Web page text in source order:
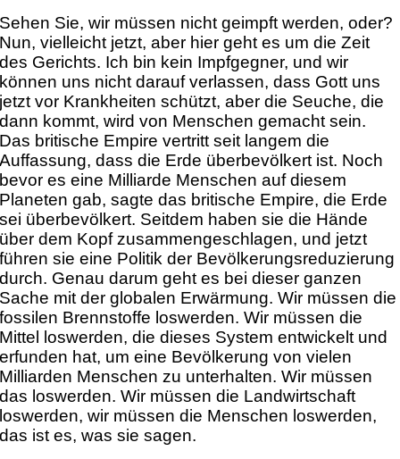
Sehen Sie, wir müssen nicht geimpft werden, oder?
Nun, vielleicht jetzt, aber hier geht es um die Zeit
des Gerichts. Ich bin kein Impfgegner, und wir
können uns nicht darauf verlassen, dass Gott uns
jetzt vor Krankheiten schützt, aber die Seuche, die
dann kommt, wird von Menschen gemacht sein.
Das britische Empire vertritt seit langem die
Auffassung, dass die Erde überbevölkert ist. Noch
bevor es eine Milliarde Menschen auf diesem
Planeten gab, sagte das britische Empire, die Erde
sei überbevölkert. Seitdem haben sie die Hände
über dem Kopf zusammengeschlagen, und jetzt
führen sie eine Politik der Bevölkerungsreduzierung
durch. Genau darum geht es bei dieser ganzen
Sache mit der globalen Erwärmung. Wir müssen die
fossilen Brennstoffe loswerden. Wir müssen die
Mittel loswerden, die dieses System entwickelt und
erfunden hat, um eine Bevölkerung von vielen
Milliarden Menschen zu unterhalten. Wir müssen
das loswerden. Wir müssen die Landwirtschaft
loswerden, wir müssen die Menschen loswerden,
das ist es, was sie sagen.